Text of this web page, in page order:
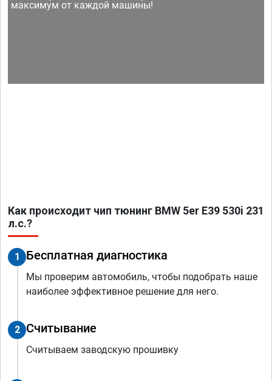
максимум от каждой машины!
Как происходит чип тюнинг BMW 5er E39 530i 231
л.с.?
1 Бесплатная диагностика
Мы проверим автомобиль, чтобы подобрать наше
наиболее эффективное решение для него.
2 Считывание
Считываем заводскую прошивку